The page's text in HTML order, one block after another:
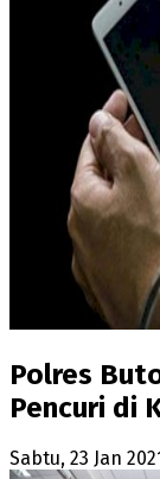
Polres
Pencuri di
Sabtu, 23 Jan